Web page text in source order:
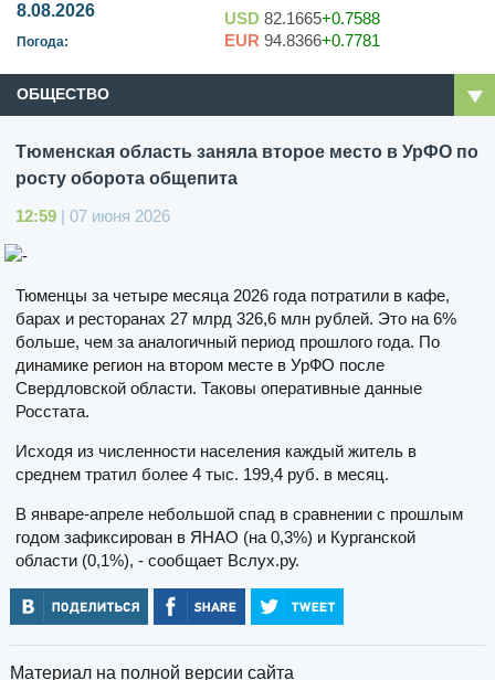
8.08.2026
Погода:
USD 82.1665+0.7588
EUR 94.8366+0.7781
ОБЩЕСТВО
Тюменская область заняла второе место в УрФО по
росту оборота общепита
12:59 | 07 июня 2026
Тюменцы за четыре месяца 2026 года потратили в кафе,
барах и ресторанах 27 млрд 326,6 млн рублей. Это на 6%
больше, чем за аналогичный период прошлого года. По
динамике регион на втором месте в УрФО после
Свердловской области. Таковы оперативные данные
Росстата.
Исходя из численности населения каждый житель в
среднем тратил более 4 тыс. 199,4 руб. в месяц.
В январе-апреле небольшой спад в сравнении с прошлым
годом зафиксирован в ЯНАО (на 0,3%) и Курганской
области (0,1%), - сообщает Вслух.ру.
Материал на полной версии сайта